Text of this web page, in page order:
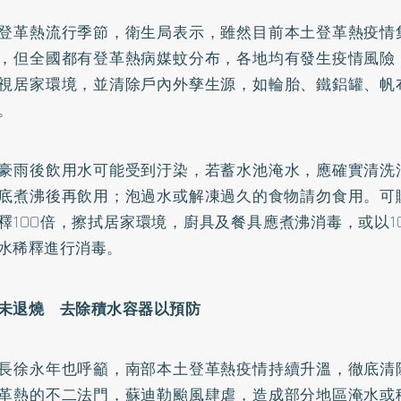
革熱流行季節，衛生局表示，雖然目前本土登革熱疫
但全國都有登革熱病媒蚊分布，各地均有發生疫情風
居家環境，並清除戶內外孳生源，如輪胎、鐵鋁罐、
雨後飲用水可能受到汙染，若蓄水池淹水，應確實清
煮沸後再飲用；泡過水或解凍過久的食物請勿食用。
100倍，擦拭居家環境，廚具及餐具應煮沸消毒，或以
稀釋進行消毒。
退燒 去除積水容器以預防
徐永年也呼籲，南部本土登革熱疫情持續升溫，徹底
熱的不二法門，蘇迪勒颱風肆虐，造成部分地區淹水